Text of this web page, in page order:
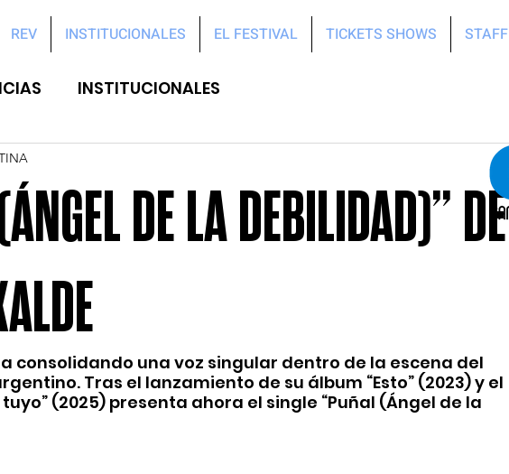
REV INSTITUCIONALES EL FESTIVAL TICKETS SHOWS STAFF
INSTITUCIONALES
DE LA DEBILIDAD)” DE
consolidando una voz singular dentro de la escena del
Tras el lanzamiento de su álbum “Esto” (2023) y el
(2025) presenta ahora el single “Puñal (Ángel de la